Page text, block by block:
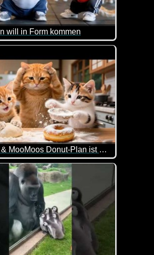
will in Form kommen
guten Freund ist eben alles möglich!
Gingers & MooMoos Donut-Plan ist gescheitert! Mama kommt zur Rettung
doch mal wieder das Herz auf wie